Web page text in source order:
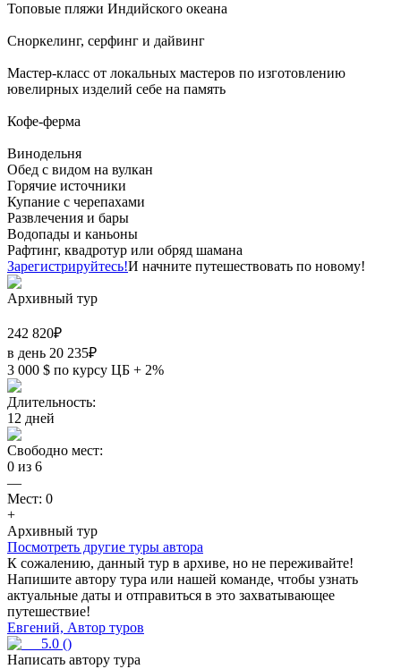
Топовые пляжи Индийского океана
Сноркелинг, серфинг и дайвинг
Мастер-класс от локальных мастеров по изготовлению
ювелирных изделий себе на память
Кофе-ферма
Винодельня
Обед с видом на вулкан
Горячие источники
Купание с черепахами
Развлечения и бары
Водопады и каньоны
Рафтинг, квадротур или обряд шамана
Зарегистрируйтесь!И начните путешествовать по новому!
Архивный тур
242 820₽
в день 20 235₽
3 000 $ по курсу ЦБ + 2%
Длительность:
12 дней
Свободно мест:
0 из 6
—
Мест: 0
+
Архивный тур
Посмотреть другие туры автора
К сожалению, данный тур в архиве, но не переживайте!
Напишите автору тура или нашей команде, чтобы узнать
актуальные даты и отправиться в это захватывающее
путешествие!
Евгений, Автор туров
5.0 ()
Написать автору тура